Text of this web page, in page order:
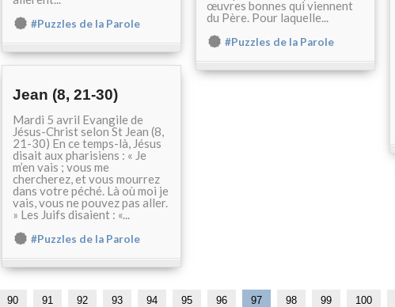
#Puzzles de la Parole
œuvres bonnes qui viennent
du Père. Pour laquelle...
#Puzzles de la Parole
Jean (8, 21-30)
Mardi 5 avril Evangile de
Jésus-Christ selon St Jean (8,
21-30) En ce temps-là, Jésus
disait aux pharisiens : « Je
m’en vais ; vous me
chercherez, et vous mourrez
dans votre péché. Là où moi je
vais, vous ne pouvez pas aller.
» Les Juifs disaient : «...
#Puzzles de la Parole
1
2
3
4
5
6
7
8
90 91 92 93 94 95 96 97 98 99 100